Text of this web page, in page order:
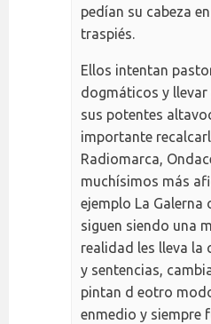
pedían su cabeza
traspiés.
Ellos intentan
dogmáticos y llevar
sus potentes
importante
Radiomarca,
muchísimos más
ejemplo La Galerna
siguen siendo una
realidad les lleva la
y sentencias,
pintan d eotro
enmedio y siempre